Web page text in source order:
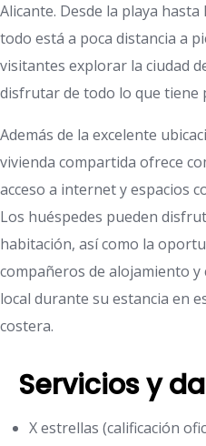
Alicante. Desde la playa
todo está a poca distancia a
visitantes explorar la ciudad
disfrutar de todo lo que tiene
Además de la excelente
vivienda compartida ofrece
acceso a internet y espacios
Los huéspedes pueden
habitación, así como la
compañeros de alojamiento
local durante su estancia en
costera.
Servicios y
X estrellas (calificación